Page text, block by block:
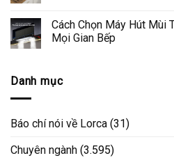
Cách Chọn Máy Hút Mùi
Mọi Gian Bếp
Danh mục
Báo chí nói về Lorca (31)
Chuyên ngành (3.595)